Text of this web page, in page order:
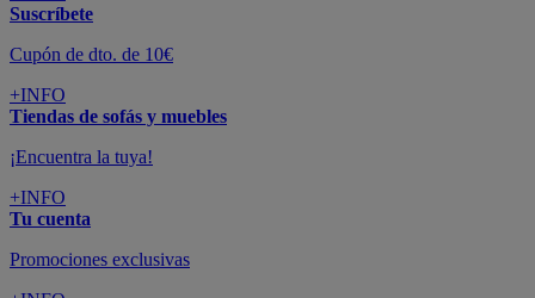
Busca tu inspiración
+INFO
Grandes marcas de muebles, sofás,
colchones y electrodomésticos